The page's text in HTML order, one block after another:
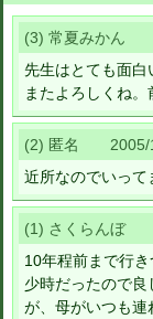
(3) 常夏みかん
先生はとても面白
またよろしくね。
(2) 匿名 2005/
近所なのでいって
(1) さくらんぼ
10年程前まで行
少時だったので
が、母がいつも連